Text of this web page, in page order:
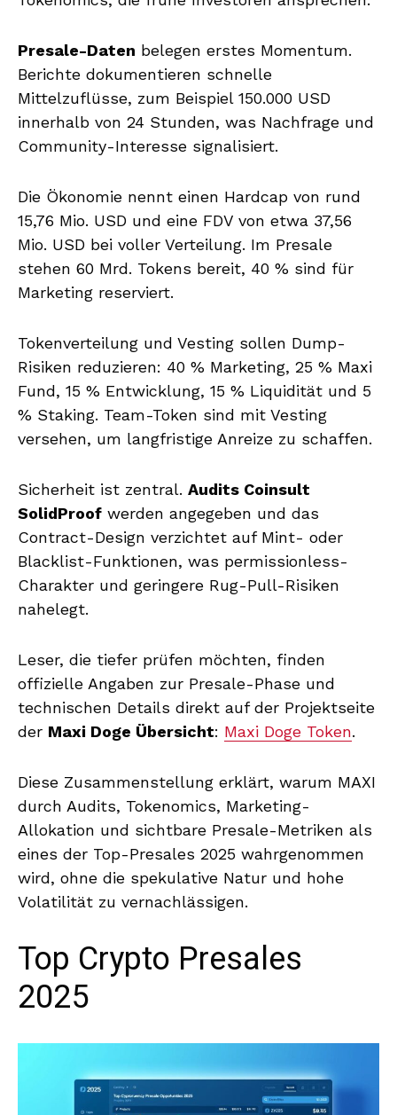
Presale-Daten belegen erstes Momentum.
Berichte dokumentieren schnelle
Mittelzuflüsse, zum Beispiel 150.000 USD
innerhalb von 24 Stunden, was Nachfrage und
Community-Interesse signalisiert.
Die Ökonomie nennt einen Hardcap von rund
15,76 Mio. USD und eine FDV von etwa 37,56
Mio. USD bei voller Verteilung. Im Presale
stehen 60 Mrd. Tokens bereit, 40 % sind für
Marketing reserviert.
Tokenverteilung und Vesting sollen Dump-
Risiken reduzieren: 40 % Marketing, 25 % Maxi
Fund, 15 % Entwicklung, 15 % Liquidität und 5
% Staking. Team-Token sind mit Vesting
versehen, um langfristige Anreize zu schaffen.
Sicherheit ist zentral. Audits Coinsult
SolidProof werden angegeben und das
Contract-Design verzichtet auf Mint- oder
Blacklist-Funktionen, was permissionless-
Charakter und geringere Rug-Pull-Risiken
nahelegt.
Leser, die tiefer prüfen möchten, finden
offizielle Angaben zur Presale-Phase und
technischen Details direkt auf der Projektseite
der Maxi Doge Übersicht: Maxi Doge Token.
Diese Zusammenstellung erklärt, warum MAXI
durch Audits, Tokenomics, Marketing-
Allokation und sichtbare Presale-Metriken als
eines der Top-Presales 2025 wahrgenommen
wird, ohne die spekulative Natur und hohe
Volatilität zu vernachlässigen.
Top Crypto Presales
2025